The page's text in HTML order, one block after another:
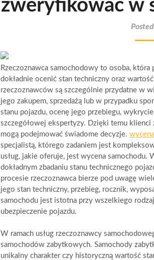
zweryfikować w
Rzeczoznawca samochodowy to osoba,
dokładnie ocenić stan techniczny oraz
rzeczoznawców są szczególnie przydatne w
jego zakupem, sprzedażą lub w przypadku
stanu pojazdu, ocenę jego przebiegu,
szczegółowej ekspertyzy. Dzięki temu
mogą podejmować świadome decyzje.
specjalistą, którego zadaniem jest
usług, jakie oferuje, jest wycena samochodu.
dokładnym zbadaniu stanu technicznego
procesie rzeczoznawca bierze pod uwagę
jego stan techniczny, przebieg, rocznik,
samochodu jest istotna przy wszelkiego
ubezpieczenie pojazdu.
W ramach usług rzeczoznawcy
samochodów zabytkowych. Samochody
unikalny charakter czy historyczną wartość